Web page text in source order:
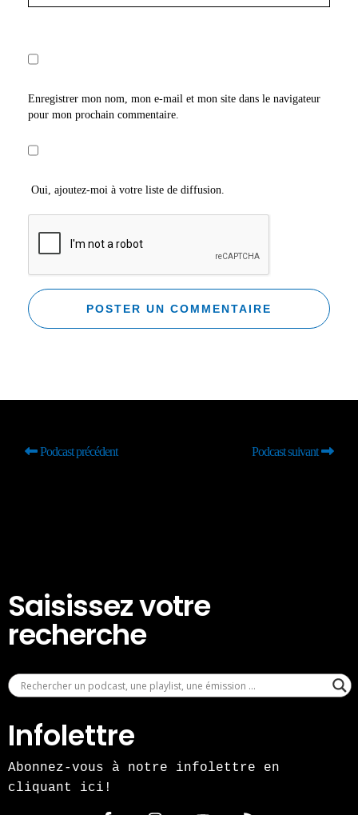
Enregistrer mon nom, mon e-mail et mon site dans le navigateur
pour mon prochain commentaire.
Oui, ajoutez-moi à votre liste de diffusion.
Podcast précédent Podcast suivant
Saisissez votre
recherche
Infolettre
Abonnez-vous à notre infolettre en
cliquant ici!